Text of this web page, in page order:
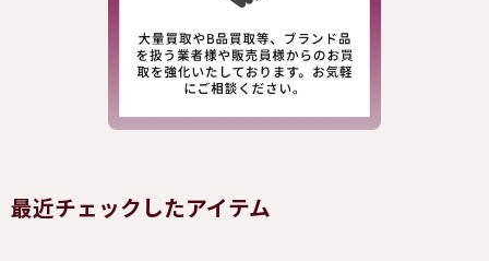
最近チェックしたアイテム